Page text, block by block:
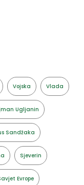
Vojska Vlada
Ugljanin
Sandžaka
Sjeverin
Evrope